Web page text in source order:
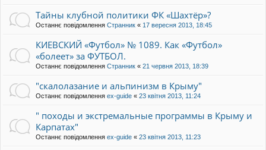
Тайны клубной политики ФК «Шахтёр»?
Останнє повідомлення Странник « 17 вересня 2013, 18:45
КИЕВСКИЙ «Футбол» № 1089. Как «Футбол»
«болеет» за ФУТБОЛ.
Останнє повідомлення Странник « 21 червня 2013, 18:39
"скалолазание и альпинизм в Крыму"
Останнє повідомлення ex-guide « 23 квітня 2013, 11:24
" походы и экстремальные программы в Крыму и
Карпатах"
Останнє повідомлення ex-guide « 23 квітня 2013, 11:23